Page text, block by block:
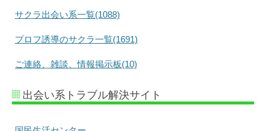
サクラ出会い系一覧(1088)
プロフ誘導のサクラ一覧(1691)
ご連絡、雑談、情報掲示板(10)
出会い系トラブル解決サイト